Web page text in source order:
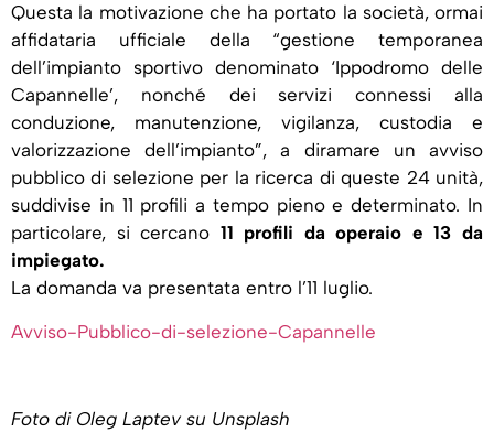
Questa la motivazione che ha portato la società, ormai
affidataria ufficiale della “gestione temporanea
dell’impianto sportivo denominato ‘Ippodromo delle
Capannelle’, nonché dei servizi connessi alla
conduzione, manutenzione, vigilanza, custodia e
valorizzazione dell’impianto”, a diramare un avviso
pubblico di selezione per la ricerca di queste 24 unità,
suddivise in 11 profili a tempo pieno e determinato. In
particolare, si cercano 11 profili da operaio e 13 da
impiegato.
La domanda va presentata entro l’11 luglio.
Avviso-Pubblico-di-selezione-Capannelle
Foto di Oleg Laptev su Unsplash